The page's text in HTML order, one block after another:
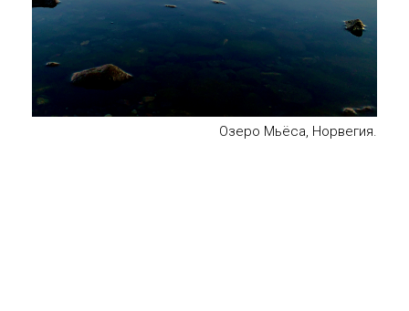
Озеро Мьёса, Норвегия.